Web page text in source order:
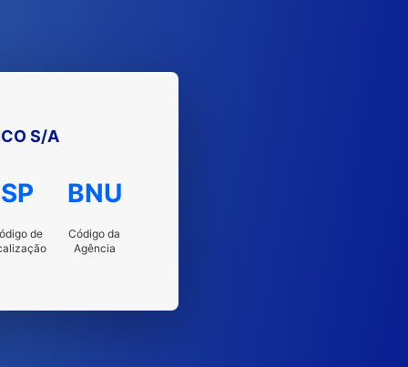
S/A
SP
de
BNU
Código da
Agência